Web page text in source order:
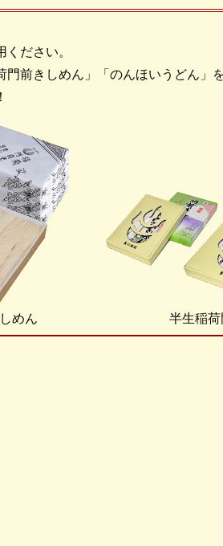
ださい。
門前きしめん」「のんほいうどん」
めん 半生稲